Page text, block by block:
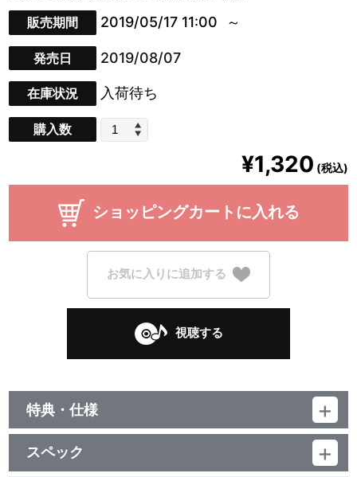
販売期間 2019/05/17 11:00
発売日 2019/08/07
在庫状況 入荷待ち
購入数
¥1,320 (税込)
ショッピングカートに入れる
お気に入りに追加する
視聴する
特典・仕様
他、仕様
描き下ろしジャケット
スペック